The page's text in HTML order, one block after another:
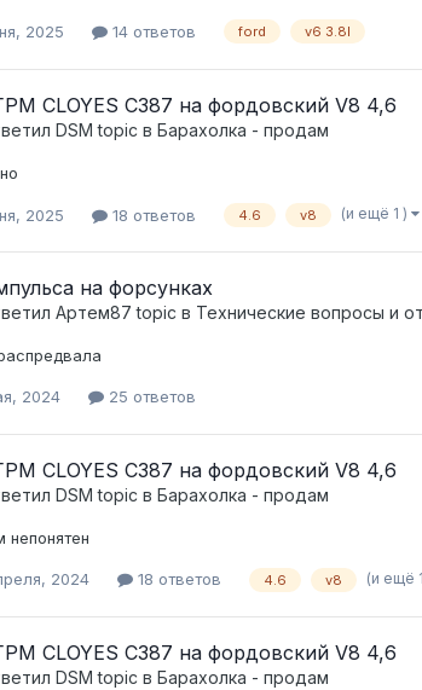
2025 14 ответов ford v6 3.8l
CLOYES C387 на фордовский V8 4,6
DSM topic в Барахолка - продам
2025 18 ответов 4.6 v8 (и ещё 1 )
на форсунках
Артем87 topic в Технические вопросы и
2024 25 ответов
CLOYES C387 на фордовский V8 4,6
DSM topic в Барахолка - продам
непонятен
2024 18 ответов 4.6 v8 (и ещё
CLOYES C387 на фордовский V8 4,6
DSM topic в Барахолка - продам